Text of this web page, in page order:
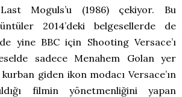
Moguls’u (1986) çekiyor. Bu
2014’deki belgesellerde de
yine BBC için Shooting Versace’ı
sadece Menahem Golan yer
giden ikon modacı Versace’ın
filmin yönetmenliğini yapan